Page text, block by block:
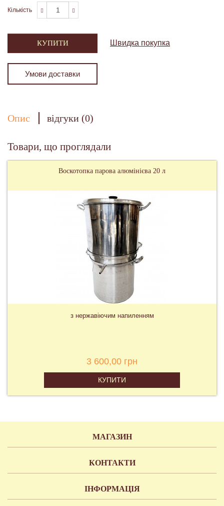
Кількість
КУПИТИ Швидка покупка
Умови доставки
Опис відгуки (0)
Товари, що проглядали
Воскотопка парова алюмінієва 20 л
з нержавіючим напиленням
3 600,00 грн
КУПИТИ
МАГАЗИН
КОНТАКТИ
ІНФОРМАЦІЯ